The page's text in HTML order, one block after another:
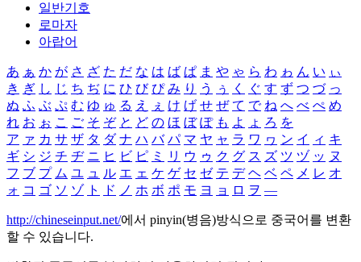
일반기호
로마자
아랍어
あ ぁ か が さ ざ た だ な は ば ぱ ま や ゃ ら わ ゎ ん い ぃ
き ぎ し じ ち ぢ に ひ び ぴ み り う ぅ く ぐ す ず つ づ っ
ぬ ふ ぶ ぷ む ゆ ゅ る え ぇ け げ せ ぜ て で ね へ べ ぺ め
れ お ぉ こ ご そ ぞ と ど の ほ ぼ ぽ も よ ょ ろ を
ア ァ カ サ ザ タ ダ ナ ハ バ パ マ ヤ ャ ラ ワ ヮ ン イ ィ キ
ギ シ ジ チ ヂ ニ ヒ ビ ピ ミ リ ウ ゥ ク グ ス ズ ツ ヅ ッ ヌ
フ ブ プ ム ユ ュ ル エ ェ ケ ゲ セ ゼ テ デ ヘ ベ ペ メ レ オ
ォ コ ゴ ソ ゾ ト ド ノ ホ ボ ポ モ ヨ ョ ロ ヲ ―
http://chineseinput.net/에서 pinyin(병음)방식으로 중국어를 변환
할 수 있습니다.